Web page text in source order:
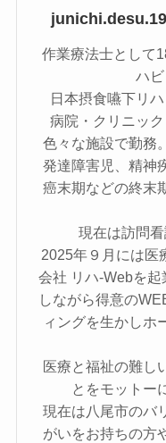
作業療法士として
ハビ
日本摂食嚥下リ
病院・クリニッ
色々な施設で勤務
発達障害児、精神
癌末期などの終末
現在は訪問看
2025年９月には医
会社 リハ-Webを
しながら得意の
ィングを生かしホ
医療と福祉の難し
とをモットー
現在は八尾市のバ
がいをお持ちの方